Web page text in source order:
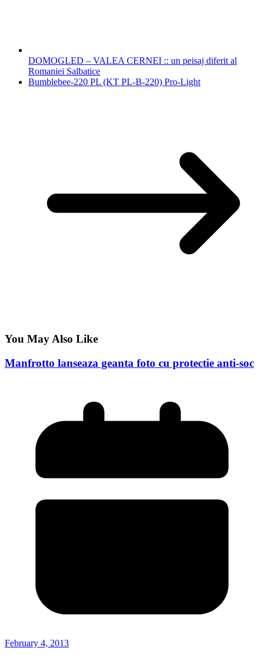
DOMOGLED – VALEA CERNEI :: un peisaj diferit al
Romaniei Salbatice
Bumblebee-220 PL (KT PL-B-220) Pro-Light
You May Also Like
Manfrotto lanseaza geanta foto cu protectie anti-soc
February 4, 2013